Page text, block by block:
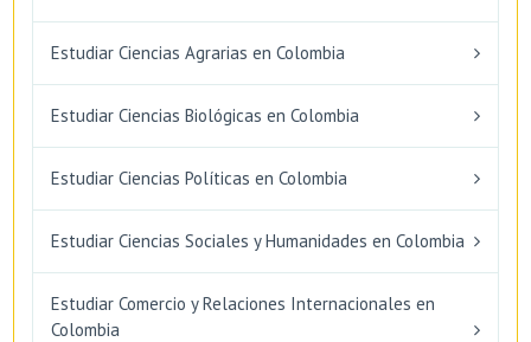
Estudiar Ciencias Agrarias en Colombia
Estudiar Ciencias Biológicas en Colombia
Estudiar Ciencias Políticas en Colombia
Estudiar Ciencias Sociales y Humanidades en Colombia
Estudiar Comercio y Relaciones Internacionales en
Colombia